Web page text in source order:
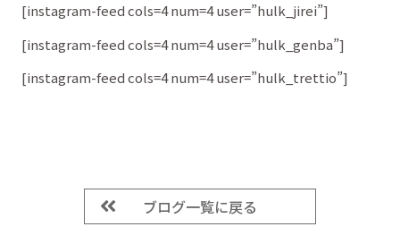
[instagram-feed cols=4 num=4 user=”hulk_jirei”]
[instagram-feed cols=4 num=4 user=”hulk_genba”]
[instagram-feed cols=4 num=4 user=”hulk_trettio”]
ブログ一覧に戻る